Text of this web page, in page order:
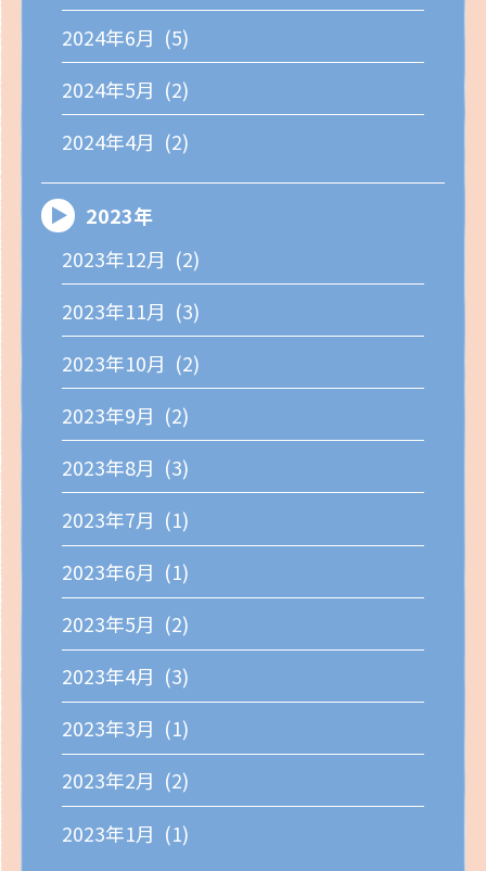
2024年6月 (5)
2024年5月 (2)
2024年4月 (2)
2023年
2023年12月 (2)
2023年11月 (3)
2023年10月 (2)
2023年9月 (2)
2023年8月 (3)
2023年7月 (1)
2023年6月 (1)
2023年5月 (2)
2023年4月 (3)
2023年3月 (1)
2023年2月 (2)
2023年1月 (1)